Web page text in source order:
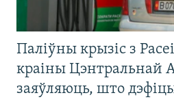
Паліўны крызіс з
краіны Цэнтральнай
заяўляюць, што